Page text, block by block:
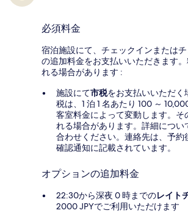
必須料金
宿泊施設にて、チェックインまたは
の追加料金をお支払いいただきます
れる場合があります :
施設にて市税をお支払いいただく
税は、1 泊 1 名あたり 100 ～
客室料金によって変動します。そ
れる場合があります。詳細につい
合わせください。連絡先は、予約
確認通知に記載されています。
オプションの追加料金
22:30から深夜 0 時までのレイト
2000 JPYでご利用いただけます